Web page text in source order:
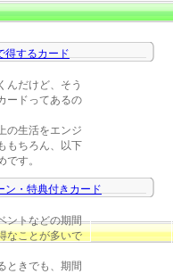
得するカード
んだけど、そう
ードってあるの
の生活をエンジ
もちろん、以下
です。
ン・特典付きカード
ントなどの期間
なことが多いで
ときでも、期間